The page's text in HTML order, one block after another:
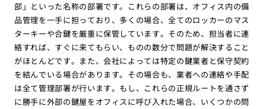
部」といった名称の部署です。これらの部署は、オフィス内の備
品管理を一手に担っており、多くの場合、全てのロッカーのマス
ターキーや合鍵を厳重に保管しています。そのため、担当者に連
絡すれば、すぐに来てもらい、ものの数分で問題が解決すること
がほとんどです。また、会社によっては特定の鍵業者と保守契約
を結んでいる場合があります。その場合も、業者への連絡や手配
は全て管理部署が行います。もし、これらの正規ルートを通さず
に勝手に外部の鍵屋をオフィスに呼び入れた場合、いくつかの問